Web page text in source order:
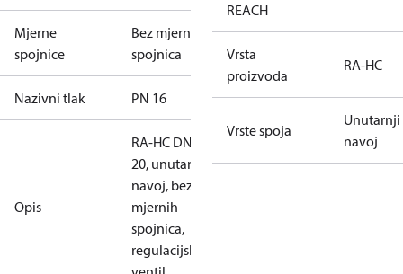
Mjerne
spojnice
Bez mjernih
spojnica
Nazivni tlak PN 16
Opis
RA-HC DN
20, unutarnji
navoj, bez
mjernih
spojnica,
regulacijski
REACH
Vrsta
proizvoda
RA-HC
Vrste spoja
Unutarnji
navoj